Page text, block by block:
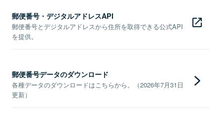
郵便番号・デジタルアドレスAPI
郵便番号とデジタルアドレスから住所を取得できる公式API
を提供。
郵便番号データのダウンロード
各種データのダウンロードはこちらから。（2026年7月31日
更新）